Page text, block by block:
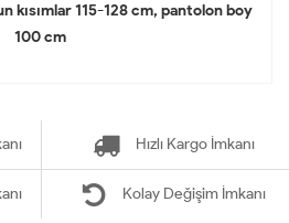
kısımlar 115-128 cm, pantolon boy
100 cm
Hızlı Kargo İmkanı
Kolay Değişim İmkanı